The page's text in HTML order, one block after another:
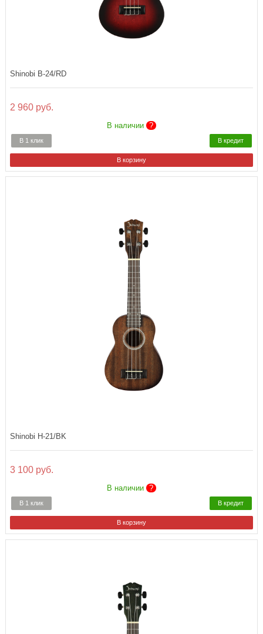
Shinobi B-24/RD
2 960 руб.
В наличии ?
В 1 клик В кредит
Shinobi H-21/BK
3 100 руб.
В наличии ?
В 1 клик В кредит